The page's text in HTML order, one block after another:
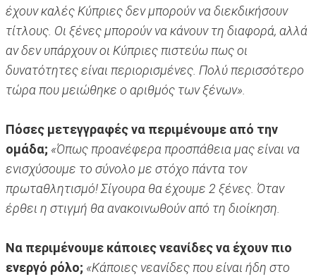
έχουν καλές Κύπριες δεν μπορούν να διεκδικήσουν
τίτλους. Οι ξένες μπορούν να κάνουν τη διαφορά, αλλά
αν δεν υπάρχουν οι Κύπριες πιστεύω πως οι
δυνατότητες είναι περιορισμένες. Πολύ περισσότερο
τώρα που μειώθηκε ο αριθμός των ξένων».
Πόσες μετεγγραφές να περιμένουμε από την
ομάδα; «Όπως προανέφερα προσπάθεια μας είναι να
ενισχύσουμε το σύνολο με στόχο πάντα τον
πρωταθλητισμό! Σίγουρα θα έχουμε 2 ξένες. Όταν
έρθει η στιγμή θα ανακοινωθούν από τη διοίκηση.
Να περιμένουμε κάποιες νεανίδες να έχουν πιο
ενεργό ρόλο; «Κάποιες νεανίδες που είναι ήδη στο